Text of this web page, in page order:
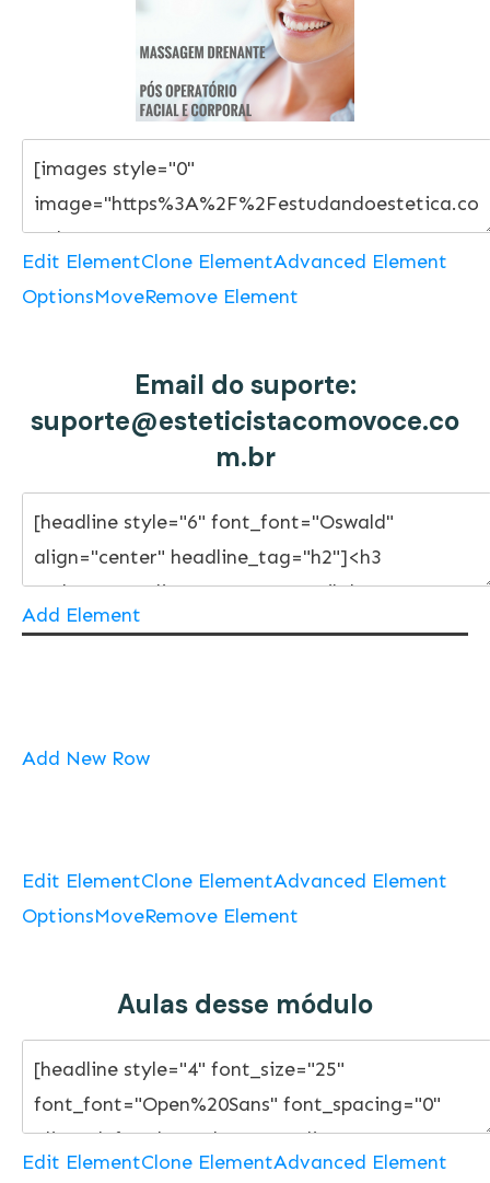
Edit ElementClone ElementAdvanced Element
OptionsMoveRemove Element
Email do suporte:
suporte@esteticistacomovoce.co
m.br
Add Element
Add New Row
Edit ElementClone ElementAdvanced Element
OptionsMoveRemove Element
Aulas desse módulo
Edit ElementClone ElementAdvanced Element